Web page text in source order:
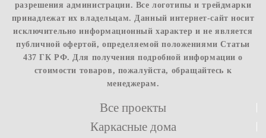
разрешения администрации. Все логотипы и трейдмарки
принадлежат их владельцам. Данный интернет-сайт носит
исключительно информационный характер и не является
публичной офертой, определяемой положениями Статьи
437 ГК РФ. Для получения подробной информации о
стоимости товаров, пожалуйста, обращайтесь к
менеджерам.
Все проекты
Каркасные дома